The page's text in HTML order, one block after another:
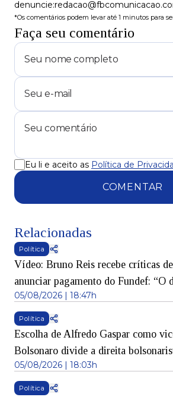
*Os comentários podem levar até 1 minutos para
Faça seu comentário
Eu li e aceito as Política de
COMENTAR
Relacionadas
Política
Vídeo: Bruno Reis recebe críticas
anunciar pagamento do Fundef: “O
05/08/2026 | 18:47h
Política
Escolha de Alfredo Gaspar como
Bolsonaro divide a direita
05/08/2026 | 18:03h
Política